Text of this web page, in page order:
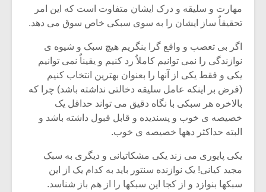
مهارت و سلیقه و درک ایشان متفاوت است که این امر
تحقیقاٌ ساز ایشان را به سوی سبکی خاص سوق می دهد.
اگر بی تعصب و واقع گرا بنگریم هیچ سبک و شیوه ی
نوازندگی را نمی توانیم کاملاٌ رد کنیم و یقیناٌ نمی توانیم
یکی و فقط یکی از آنها را بعنوان بهترین انتخاب کنیم
(فرض بر اینکه عامل سلیقه دخالتی نداشته باشد) چرا که
بالاخره هر سبکی با نگاه دقیق می تواند حداقل یک
خصیصه ی خوب و پسندیده و قابل قبول داشته باشد و
البته حداکثر دهها خصیصه ی خوب.
یکی پایوری می زند یکی مشکاتیانی و دیگری به سبک
مجید کیانی! یک نوازنده سنتور باید به کدام یک از این
سبکها بنوازد و از کجا این سبکها را از هم باز شناسد.